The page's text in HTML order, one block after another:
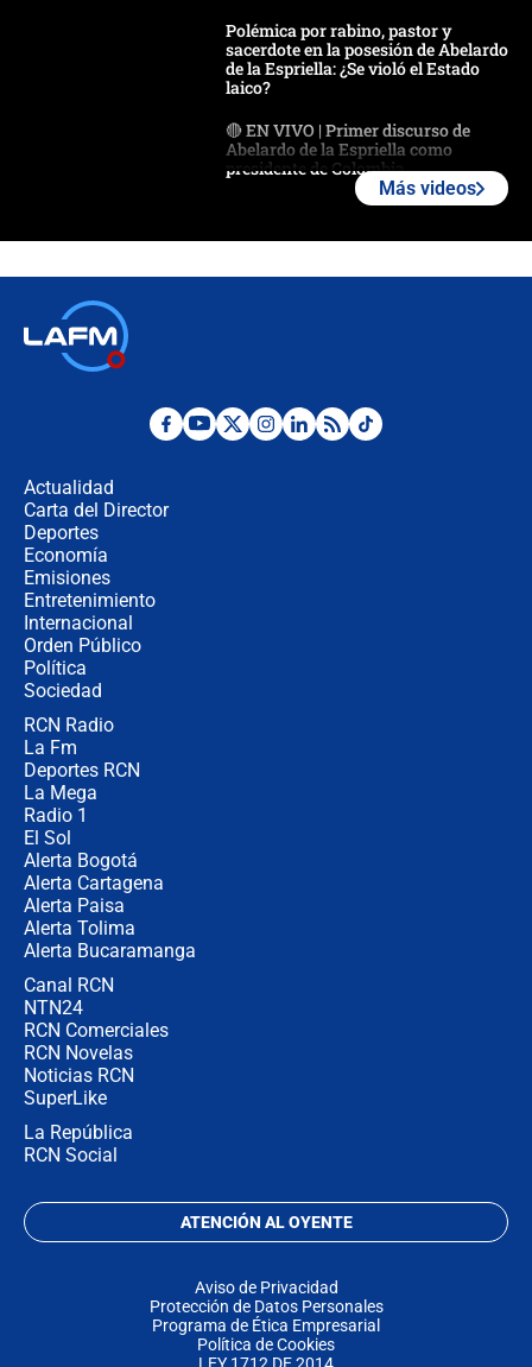
Polémica por rabino, pastor y
sacerdote en la posesión de Abelardo
de la Espriella: ¿Se violó el Estado
laico?
🔴 EN VIVO | Primer discurso de
Abelardo de la Espriella como
presidente de Colombia
Desde dermatitis hasta infecciones:
Más videos
Actualidad
Carta del Director
Deportes
Economía
Emisiones
Entretenimiento
Internacional
Orden Público
Política
Sociedad
RCN Radio
La Fm
Deportes RCN
La Mega
Radio 1
El Sol
Alerta Bogotá
Alerta Cartagena
Alerta Paisa
Alerta Tolima
Alerta Bucaramanga
Canal RCN
NTN24
RCN Comerciales
RCN Novelas
Noticias RCN
SuperLike
La República
RCN Social
ATENCIÓN AL OYENTE
Aviso de Privacidad
Protección de Datos Personales
Programa de Ética Empresarial
Política de Cookies